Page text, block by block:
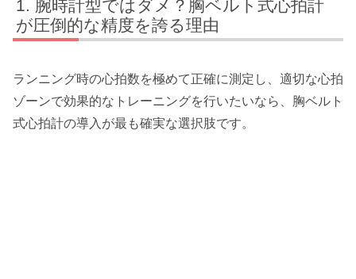
腕時計型ではダメ？胸ベルト式心拍計
が圧倒的な精度を誇る理由
ランニング時の心拍数を極めて正確に測定し、適切な心拍
ゾーンで効果的なトレーニングを行いたいなら、胸ベルト
式心拍計の導入が最も確実な選択肢です。